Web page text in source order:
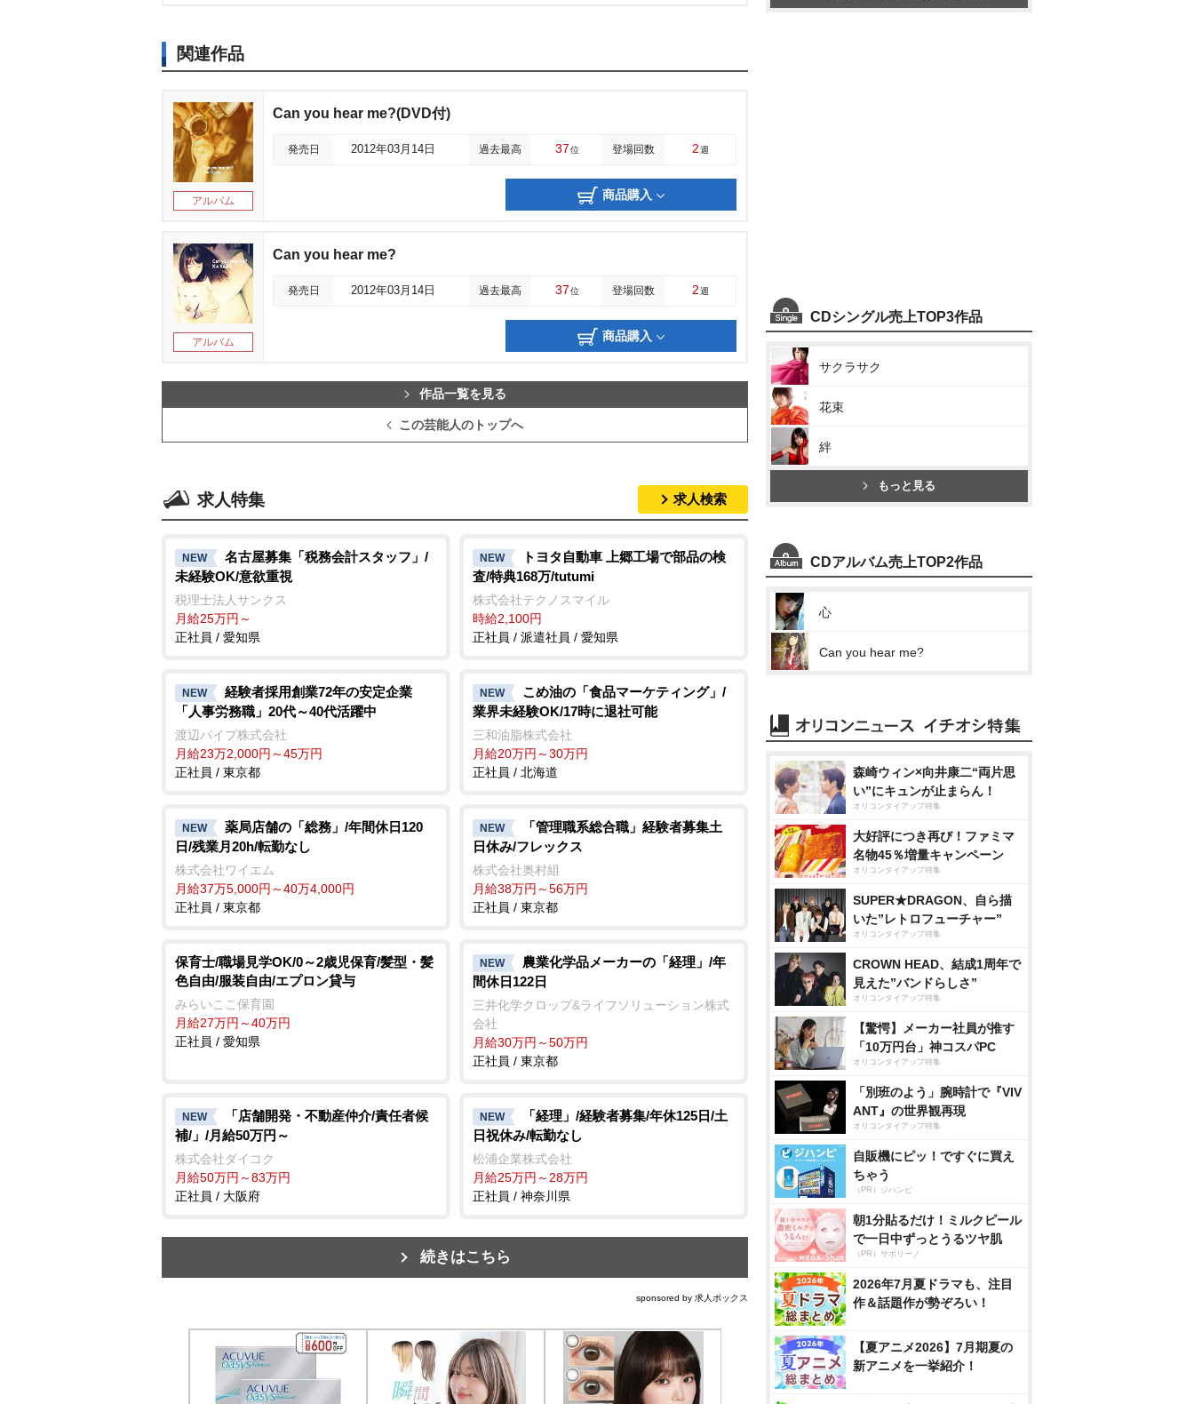
関連作品
アルバム
Can you hear me?(DVD付)
発売日 2012年03月14日 過去最高 37位 登場回数 2週
商品購入
アルバム
Can you hear me?
発売日 2012年03月14日 過去最高 37位 登場回数 2週
商品購入
作品一覧を見る
この芸能人のトップへ
求人特集 求人検索
NEW
名古屋募集「税務会計スタッフ」/
未経験OK/意欲重視
税理士法人サンクス
月給25万円～
正社員 / 愛知県
NEW
トヨタ自動車 上郷工場で部品の検
査/特典168万/tutumi
株式会社テクノスマイル
時給2,100円
正社員 / 派遣社員 / 愛知県
NEW
経験者採用創業72年の安定企業
「人事労務職」20代～40代活躍中
渡辺パイプ株式会社
月給23万2,000円～45万円
正社員 / 東京都
NEW
こめ油の「食品マーケティング」/
業界未経験OK/17時に退社可能
三和油脂株式会社
月給20万円～30万円
正社員 / 北海道
NEW
薬局店舗の「総務」/年間休日120
日/残業月20h/転勤なし
株式会社ワイエム
月給37万5,000円～40万4,000円
正社員 / 東京都
NEW
「管理職系総合職」経験者募集土
日休み/フレックス
株式会社奥村組
月給38万円～56万円
正社員 / 東京都
保育士/職場見学OK/0～2歳児保育/髪型・髪
色自由/服装自由/エプロン貸与
みらいここ保育園
月給27万円～40万円
正社員 / 愛知県
NEW
農業化学品メーカーの「経理」/年
間休日122日
三井化学クロップ&ライフソリューション株式
会社
月給30万円～50万円
正社員 / 東京都
NEW
「店舗開発・不動産仲介/責任者候
補/」/月給50万円～
株式会社ダイコク
月給50万円～83万円
正社員 / 大阪府
NEW
「経理」/経験者募集/年休125日/土
日祝休み/転勤なし
松浦企業株式会社
月給25万円～28万円
正社員 / 神奈川県
続きはこちら
sponsored by 求人ボックス
CDシングル売上TOP3作品
サクラサク
花束
絆
もっと見る
CDアルバム売上TOP2作品
心
Can you hear me?
森崎ウィン×向井康二“両片思
い”にキュンが止まらん！
オリコンタイアップ特集
大好評につき再び！ファミマ
名物45％増量キャンペーン
オリコンタイアップ特集
SUPER★DRAGON、自ら描
いた”レトロフューチャー”
オリコンタイアップ特集
CROWN HEAD、結成1周年で
見えた”バンドらしさ”
オリコンタイアップ特集
【驚愕】メーカー社員が推す
「10万円台」神コスパPC
オリコンタイアップ特集
「別班のよう」腕時計で『VIV
ANT』の世界観再現
オリコンタイアップ特集
自販機にピッ！ですぐに買え
ちゃう
（PR）ジハンピ
朝1分貼るだけ！ミルクピール
で一日中ずっとうるツヤ肌
（PR）サボリーノ
2026年7月夏ドラマも、注目
作＆話題作が勢ぞろい！
【夏アニメ2026】7月期夏の
新アニメを一挙紹介！